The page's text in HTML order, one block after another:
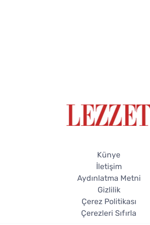
Künye
İletişim
Aydınlatma Metni
Gizlilik
Çerez Politikası
Çerezleri Sıfırla